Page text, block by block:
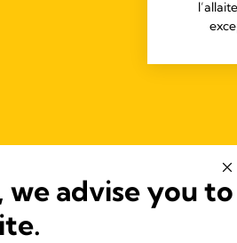
advise you to